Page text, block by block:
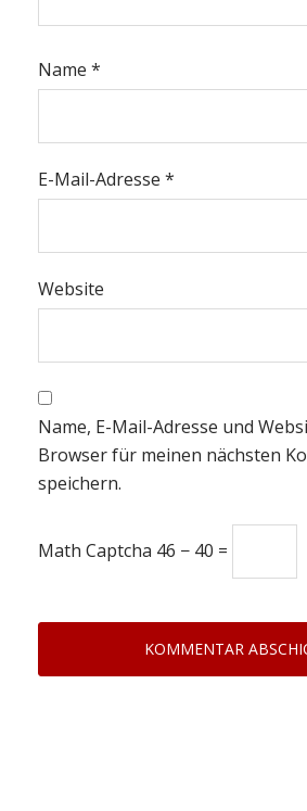
Name *
E-Mail-Adresse *
Website
Name, E-Mail-Adresse und
Browser für meinen nächsten
speichern.
Math Captcha 46 − 40 =